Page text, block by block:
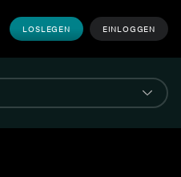
LOSLEGEN EINLOGGEN